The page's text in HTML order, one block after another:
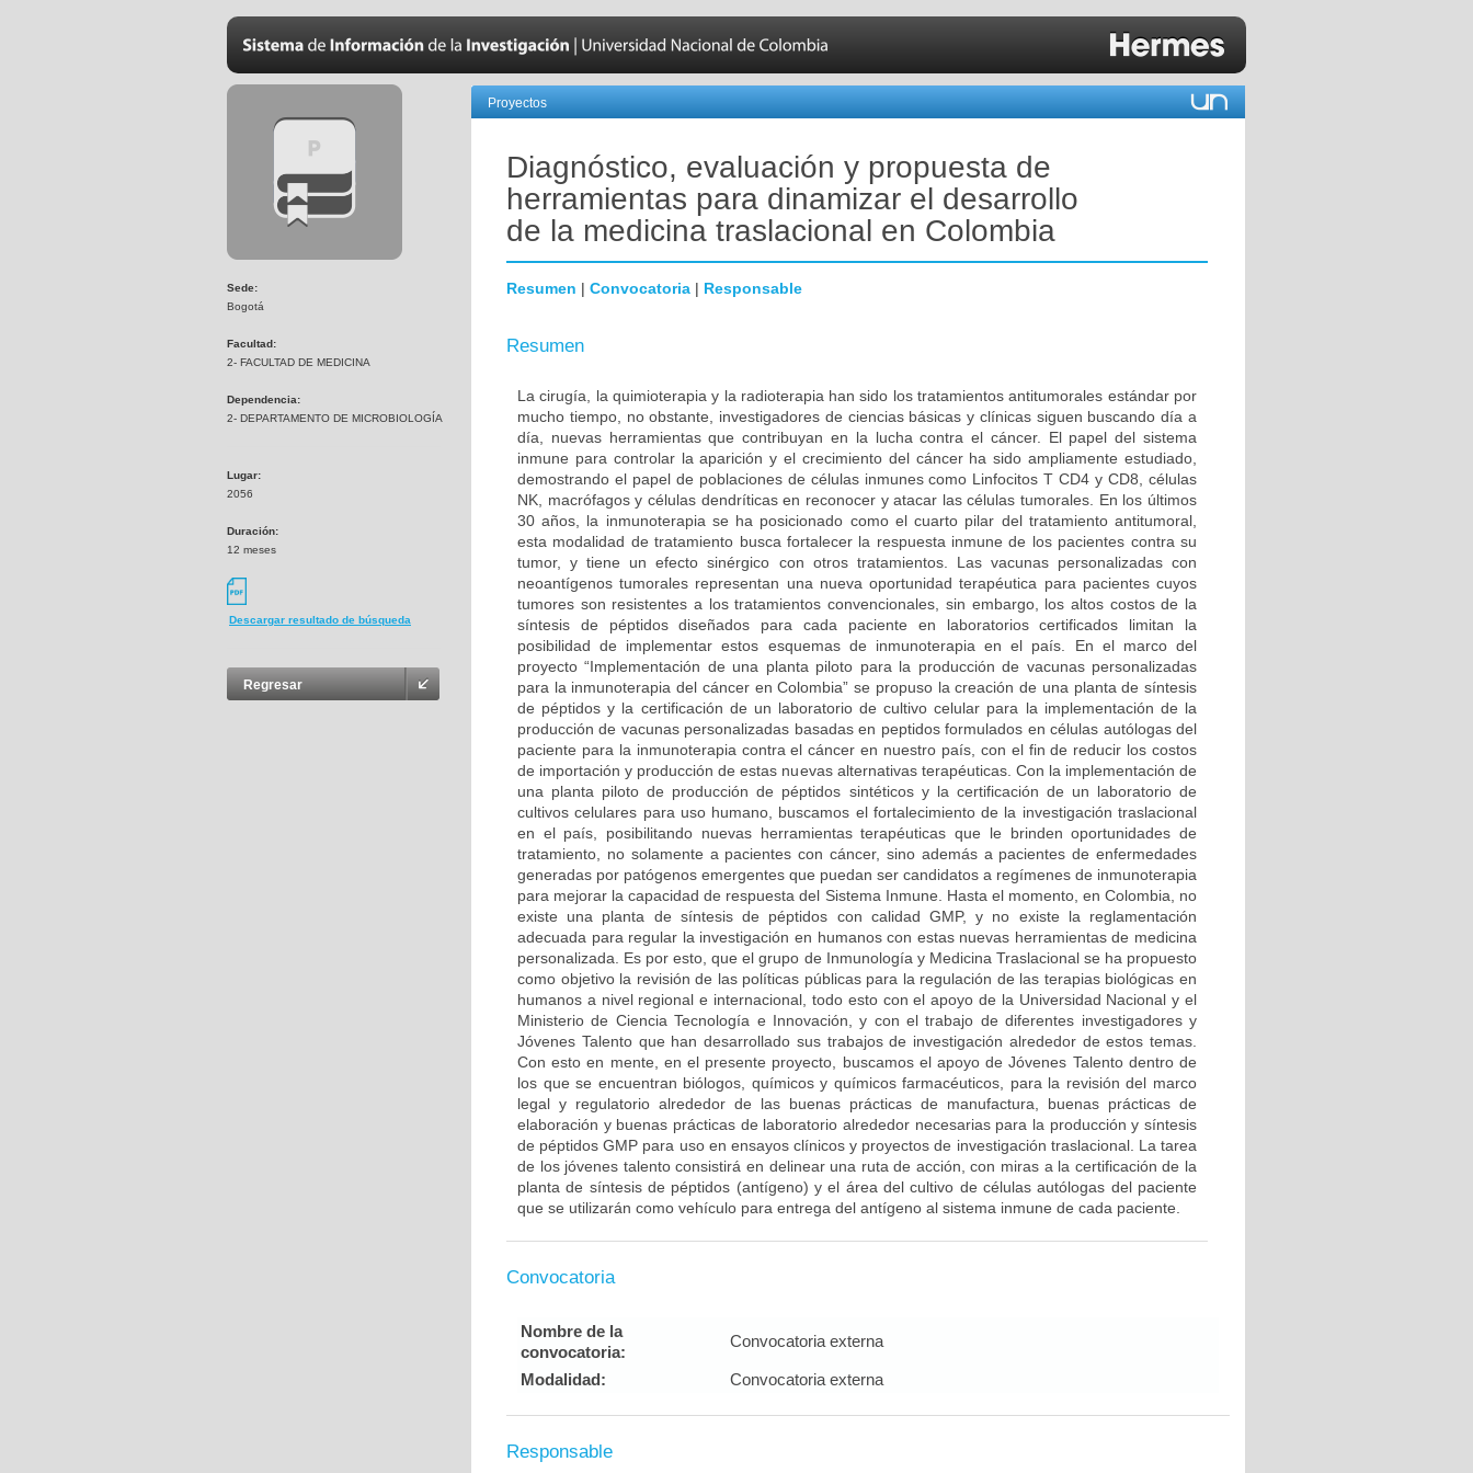
Sede:
Bogotá
Facultad:
2- FACULTAD DE MEDICINA
Dependencia:
2- DEPARTAMENTO DE MICROBIOLOGÍA
Lugar:
2056
Duración:
12 meses
Descargar resultado de búsqueda
Regresar
Proyectos
Diagnóstico, evaluación y propuesta de
herramientas para dinamizar el desarrollo
de la medicina traslacional en Colombia
Resumen | Convocatoria | Responsable
Resumen
La cirugía, la quimioterapia y la radioterapia han sido los tratamientos antitumorales estándar por
mucho tiempo, no obstante, investigadores de ciencias básicas y clínicas siguen buscando día a
día, nuevas herramientas que contribuyan en la lucha contra el cáncer. El papel del sistema
inmune para controlar la aparición y el crecimiento del cáncer ha sido ampliamente estudiado,
demostrando el papel de poblaciones de células inmunes como Linfocitos T CD4 y CD8, células
NK, macrófagos y células dendríticas en reconocer y atacar las células tumorales. En los últimos
30 años, la inmunoterapia se ha posicionado como el cuarto pilar del tratamiento antitumoral,
esta modalidad de tratamiento busca fortalecer la respuesta inmune de los pacientes contra su
tumor, y tiene un efecto sinérgico con otros tratamientos. Las vacunas personalizadas con
neoantígenos tumorales representan una nueva oportunidad terapéutica para pacientes cuyos
tumores son resistentes a los tratamientos convencionales, sin embargo, los altos costos de la
síntesis de péptidos diseñados para cada paciente en laboratorios certificados limitan la
posibilidad de implementar estos esquemas de inmunoterapia en el país. En el marco del
proyecto “Implementación de una planta piloto para la producción de vacunas personalizadas
para la inmunoterapia del cáncer en Colombia” se propuso la creación de una planta de síntesis
de péptidos y la certificación de un laboratorio de cultivo celular para la implementación de la
producción de vacunas personalizadas basadas en peptidos formulados en células autólogas del
paciente para la inmunoterapia contra el cáncer en nuestro país, con el fin de reducir los costos
de importación y producción de estas nuevas alternativas terapéuticas. Con la implementación de
una planta piloto de producción de péptidos sintéticos y la certificación de un laboratorio de
cultivos celulares para uso humano, buscamos el fortalecimiento de la investigación traslacional
en el país, posibilitando nuevas herramientas terapéuticas que le brinden oportunidades de
tratamiento, no solamente a pacientes con cáncer, sino además a pacientes de enfermedades
generadas por patógenos emergentes que puedan ser candidatos a regímenes de inmunoterapia
para mejorar la capacidad de respuesta del Sistema Inmune. Hasta el momento, en Colombia, no
existe una planta de síntesis de péptidos con calidad GMP, y no existe la reglamentación
adecuada para regular la investigación en humanos con estas nuevas herramientas de medicina
personalizada. Es por esto, que el grupo de Inmunología y Medicina Traslacional se ha propuesto
como objetivo la revisión de las políticas públicas para la regulación de las terapias biológicas en
humanos a nivel regional e internacional, todo esto con el apoyo de la Universidad Nacional y el
Ministerio de Ciencia Tecnología e Innovación, y con el trabajo de diferentes investigadores y
Jóvenes Talento que han desarrollado sus trabajos de investigación alrededor de estos temas.
Con esto en mente, en el presente proyecto, buscamos el apoyo de Jóvenes Talento dentro de
los que se encuentran biólogos, químicos y químicos farmacéuticos, para la revisión del marco
legal y regulatorio alrededor de las buenas prácticas de manufactura, buenas prácticas de
elaboración y buenas prácticas de laboratorio alrededor necesarias para la producción y síntesis
de péptidos GMP para uso en ensayos clínicos y proyectos de investigación traslacional. La tarea
de los jóvenes talento consistirá en delinear una ruta de acción, con miras a la certificación de la
planta de síntesis de péptidos (antígeno) y el área del cultivo de células autólogas del paciente
que se utilizarán como vehículo para entrega del antígeno al sistema inmune de cada paciente.
Convocatoria
Nombre de la
convocatoria:
Convocatoria externa
Modalidad: Convocatoria externa
Responsable